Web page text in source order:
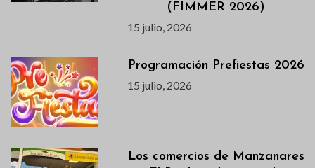
(FIMMER 2026)
15 julio, 2026
Programación Prefiestas 2026
15 julio, 2026
Los comercios de Manzanares